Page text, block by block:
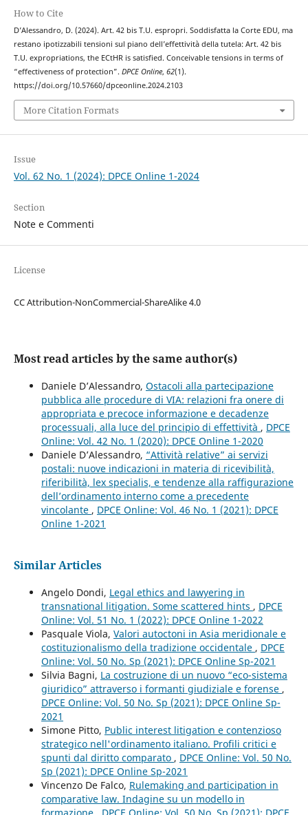
How to Cite
D’Alessandro, D. (2024). Art. 42 bis T.U. espropri. Soddisfatta la Corte EDU, ma
restano ipotizzabili tensioni sul piano dell’effettività della tutela: Art. 42 bis
T.U. expropriations, the ECtHR is satisfied. Conceivable tensions in terms of
“effectiveness of protection”. DPCE Online, 62(1).
https://doi.org/10.57660/dpceonline.2024.2103
More Citation Formats
Issue
Vol. 62 No. 1 (2024): DPCE Online 1-2024
Section
Note e Commenti
License
CC Attribution-NonCommercial-ShareAlike 4.0
Most read articles by the same author(s)
Daniele D’Alessandro, Ostacoli alla partecipazione
pubblica alle procedure di VIA: relazioni fra onere di
appropriata e precoce informazione e decadenze
processuali, alla luce del principio di effettività , DPCE
Online: Vol. 42 No. 1 (2020): DPCE Online 1-2020
Daniele D’Alessandro, “Attività relative” ai servizi
postali: nuove indicazioni in materia di ricevibilità,
riferibilità, lex specialis, e tendenze alla raffigurazione
dell’ordinamento interno come a precedente
vincolante , DPCE Online: Vol. 46 No. 1 (2021): DPCE
Online 1-2021
Similar Articles
Angelo Dondi, Legal ethics and lawyering in
transnational litigation. Some scattered hints , DPCE
Online: Vol. 51 No. 1 (2022): DPCE Online 1-2022
Pasquale Viola, Valori autoctoni in Asia meridionale e
costituzionalismo della tradizione occidentale , DPCE
Online: Vol. 50 No. Sp (2021): DPCE Online Sp-2021
Silvia Bagni, La costruzione di un nuovo “eco-sistema
giuridico” attraverso i formanti giudiziale e forense ,
DPCE Online: Vol. 50 No. Sp (2021): DPCE Online Sp-
2021
Simone Pitto, Public interest litigation e contenzioso
strategico nell'ordinamento italiano. Profili critici e
spunti dal diritto comparato , DPCE Online: Vol. 50 No.
Sp (2021): DPCE Online Sp-2021
Vincenzo De Falco, Rulemaking and participation in
comparative law. Indagine su un modello in